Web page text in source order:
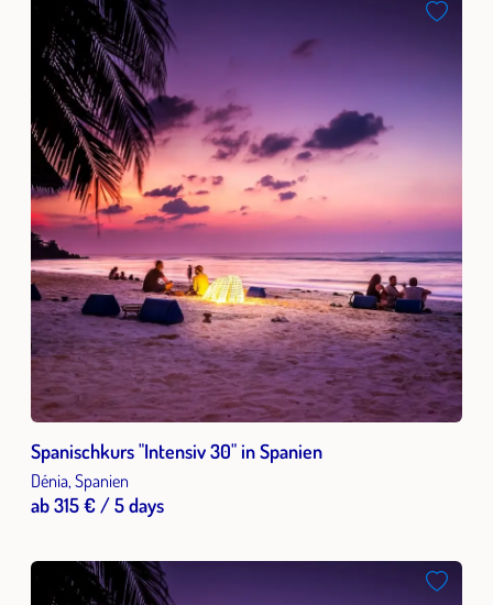
Spanischkurs "Intensiv 30" in Spanien
Dénia, Spanien
ab 315 € / 5 days